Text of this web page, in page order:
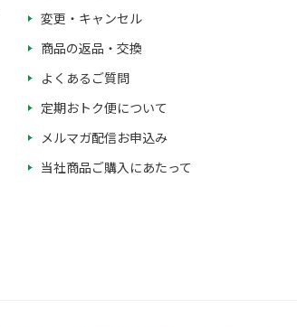
変更・キャンセル
商品の返品・交換
よくあるご質問
定期おトク便について
メルマガ配信お申込み
当社商品ご購入にあたって